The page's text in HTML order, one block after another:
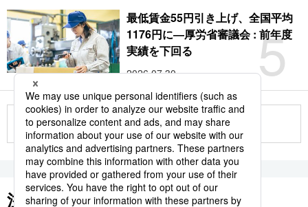
5
最低賃金55円引き上げ、全国平均
1176円に―厚労省審議会 : 前年度
実績を下回る
2026.07.30
もっと見る
注目のキーワード